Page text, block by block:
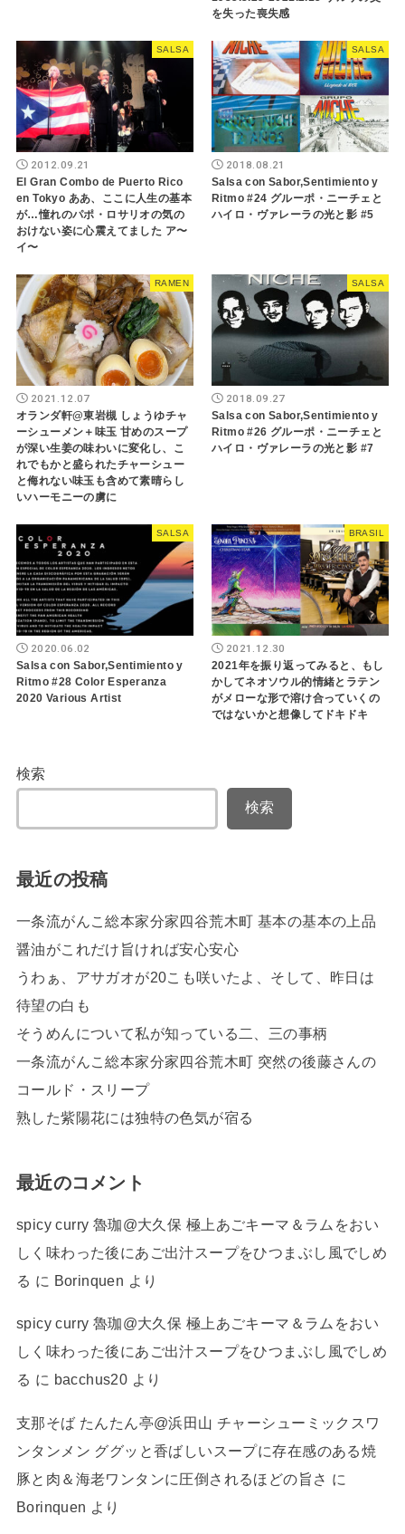
を失った喪失感
SALSA
2012.09.21
El Gran Combo de Puerto Rico
en Tokyo ああ、ここに人生の基本
が…憧れのパポ・ロサリオの気の
おけない姿に心震えてました ア〜
イ〜
SALSA
2018.08.21
Salsa con Sabor,Sentimiento y
Ritmo #24 グルーポ・ニーチェと
ハイロ・ヴァレーラの光と影 #5
RAMEN
2021.12.07
オランダ軒@東岩槻 しょうゆチャ
ーシューメン＋味玉 甘めのスープ
が深い生姜の味わいに変化し、こ
れでもかと盛られたチャーシュー
と侮れない味玉も含めて素晴らし
いハーモニーの虜に
SALSA
2018.09.27
Salsa con Sabor,Sentimiento y
Ritmo #26 グルーポ・ニーチェと
ハイロ・ヴァレーラの光と影 #7
SALSA
2020.06.02
Salsa con Sabor,Sentimiento y
Ritmo #28 Color Esperanza
2020 Various Artist
BRASIL
2021.12.30
2021年を振り返ってみると、もし
かしてネオソウル的情緒とラテン
がメローな形で溶け合っていくの
ではないかと想像してドキドキ
検索
検索
最近の投稿
一条流がんこ総本家分家四谷荒木町 基本の基本の上品
醤油がこれだけ旨ければ安心安心
うわぁ、アサガオが20こも咲いたよ、そして、昨日は
待望の白も
そうめんについて私が知っている二、三の事柄
一条流がんこ総本家分家四谷荒木町 突然の後藤さんの
コールド・スリープ
熟した紫陽花には独特の色気が宿る
最近のコメント
spicy curry 魯珈@大久保 極上あごキーマ＆ラムをおい
しく味わった後にあご出汁スープをひつまぶし風でしめ
る に Borinquen より
spicy curry 魯珈@大久保 極上あごキーマ＆ラムをおい
しく味わった後にあご出汁スープをひつまぶし風でしめ
る に bacchus20 より
支那そば たんたん亭@浜田山 チャーシューミックスワ
ンタンメン ググッと香ばしいスープに存在感のある焼
豚と肉＆海老ワンタンに圧倒されるほどの旨さ に
Borinquen より